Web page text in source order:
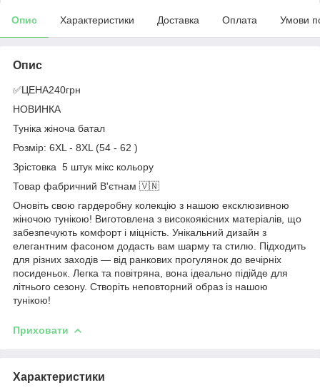
Опис Характеристики Доставка Оплата Умови
Опис
✅ЦЕНА240грн
НОВИНКА
Туніка жіноча батал
Розмір: 6XL - 8XL (54 - 62 )
Зрістовка 5 штук мікс кольору
Товар фабричний В'єтнам 🇻🇳
Оновіть свою гардеробну колекцію з нашою ексклюзивною
жіночою тунікою! Виготовлена з високоякісних матеріалів, що
забезпечують комфорт і міцність. Унікальний дизайн з
елегантним фасоном додасть вам шарму та стилю. Підходить
для різних заходів — від ранкових прогулянок до вечірніх
посиденьок. Легка та повітряна, вона ідеально підійде для
літнього сезону. Створіть неповторний образ із нашою
тунікою!
Приховати
Характеристики